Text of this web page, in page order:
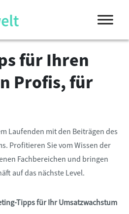
für Ihren
Profis, für
Laufenden mit den Beiträgen des
Profitieren Sie vom Wissen der
Fachbereichen und bringen
auf das nächste Level.
Tipps für Ihr Umsatzwachstum